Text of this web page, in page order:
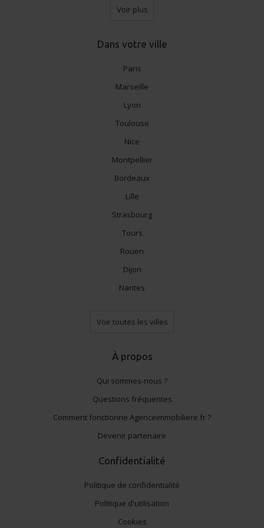
Voir plus
Dans votre ville
Paris
Marseille
Lyon
Toulouse
Nice
Montpellier
Bordeaux
Lille
Strasbourg
Tours
Rouen
Dijon
Nantes
Voir toutes les villes
À propos
Qui sommes-nous ?
Questions fréquentes
Comment fonctionne Agenceimmobiliere.fr ?
Devenir partenaire
Confidentialité
Politique de confidentialité
Politique d'utilisation
Cookies